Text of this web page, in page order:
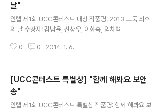
날"
안랩 제1회 UCC콘테스트 대상 작품명: 2013 도둑 최후
의 날 수상자: 김남윤, 신상우, 이화숙, 임차혁
0 0 2014. 1. 6.
[UCC콘테스트 특별상] "함께 해봐요 보안
송"
안랩 제1회 UCC콘테스트 특별상 작품명: 함께 해봐요 보